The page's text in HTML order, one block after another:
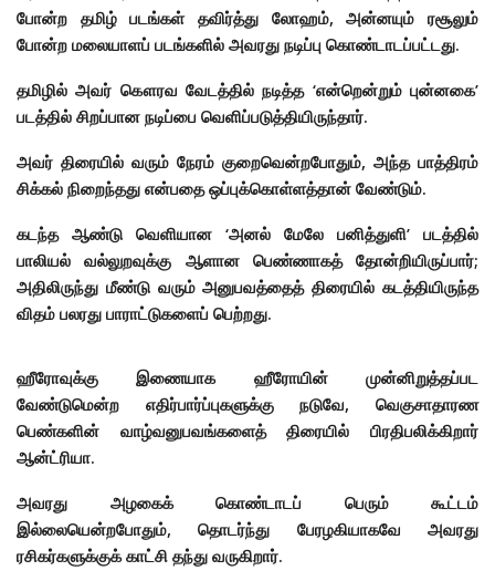
போன்ற தமிழ் படங்கள் தவிர்த்து லோஹம், அன்னயும் ரசூலும்
போன்ற மலையாளப் படங்களில் அவரது நடிப்பு கொண்டாடப்பட்டது.
தமிழில் அவர் கௌரவ வேடத்தில் நடித்த ‘என்றென்றும் புன்னகை’
படத்தில் சிறப்பான நடிப்பை வெளிப்படுத்தியிருந்தார்.
அவர் திரையில் வரும் நேரம் குறைவென்றபோதும், அந்த பாத்திரம்
சிக்கல் நிறைந்தது என்பதை ஒப்புக்கொள்ளத்தான் வேண்டும்.
கடந்த ஆண்டு வெளியான ‘அனல் மேலே பனித்துளி’ படத்தில்
பாலியல் வல்லுறவுக்கு ஆளான பெண்ணாகத் தோன்றியிருப்பார்;
அதிலிருந்து மீண்டு வரும் அனுபவத்தைத் திரையில் கடத்தியிருந்த
விதம் பலரது பாராட்டுகளைப் பெற்றது.
ஹீரோவுக்கு இணையாக ஹீரோயின் முன்னிறுத்தப்பட
வேண்டுமென்ற எதிர்பார்ப்புகளுக்கு நடுவே, வெகுசாதாரண
பெண்களின் வாழ்வனுபவங்களைத் திரையில் பிரதிபலிக்கிறார்
ஆன்ட்ரியா.
அவரது அழகைக் கொண்டாடப் பெரும் கூட்டம்
இல்லையென்றபோதும், தொடர்ந்து பேரழகியாகவே அவரது
ரசிகர்களுக்குக் காட்சி தந்து வருகிறார்.